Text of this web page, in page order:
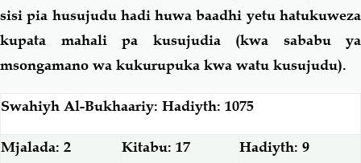
sisi pia husujudu hadi huwa baadhi yetu hatukuweza
kupata mahali pa kusujudia (kwa sababu ya
msongamano wa kukurupuka kwa watu kusujudu).
Swahiyh Al-Bukhaariy: Hadiyth: 1075
Mjalada: 2 Kitabu: 17 Hadiyth: 9